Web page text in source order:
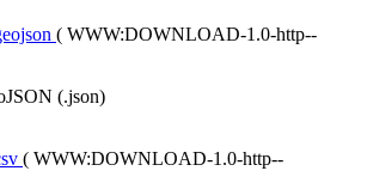
( WWW:DOWNLOAD-1.0-http--
(.json)
( WWW:DOWNLOAD-1.0-http--